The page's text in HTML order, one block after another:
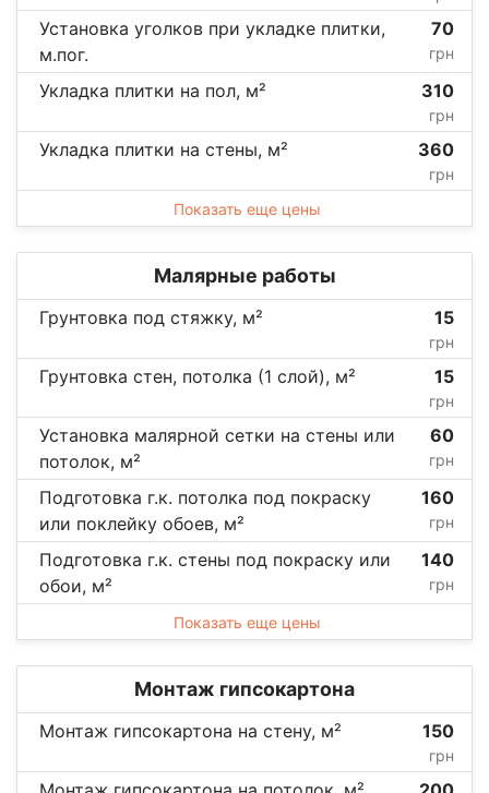
Установка уголков при укладке плитки,
м.пог.
70
грн
Укладка плитки на пол, м² 310
грн
Укладка плитки на стены, м² 360
грн
Показать еще цены
Малярные работы
Грунтовка под стяжку, м² 15
грн
Грунтовка стен, потолка (1 слой), м² 15
грн
Установка малярной сетки на стены или
потолок, м²
60
грн
Подготовка г.к. потолка под покраску
или поклейку обоев, м²
160
грн
Подготовка г.к. стены под покраску или
обои, м²
140
грн
Показать еще цены
Монтаж гипсокартона
Монтаж гипсокартона на стену, м² 150
грн